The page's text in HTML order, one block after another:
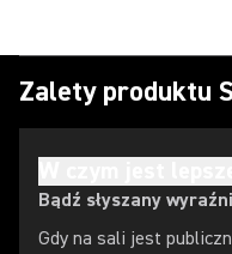
Zalety produktu
Bądź słyszany
Gdy na sali jest